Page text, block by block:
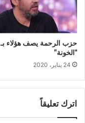
حزب الرحمة يصف هؤلاء بـ
“الخونة”
24 يناير، 2020
اترك تعليقاً